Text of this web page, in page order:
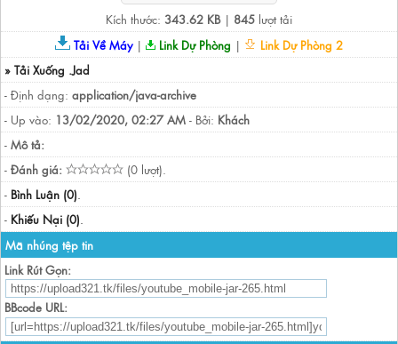
Kích thước: 343.62 KB| 845 lượt tải
Tải Về Máy| Link Dự Phòng |
Link Dự Phòng 2
» Tải Xuống .Jad
- Định dạng: application/java-archive
- Up vào: 13/02/2020, 02:27 AM - Bởi: Khách
- Mô tả:
- Đánh giá:
(0 lượt).
- Bình Luận (0).
- Khiếu Nại (0).
Mã nhúng tệp tin
Link Rút Gọn:
BBcode URL: